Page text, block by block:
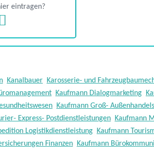
eintragen?
Kanalbauer Karosserie- und
Kaufmann Dialogmarketing
Kaufmann Groß-
Express- Postdienstleistungen
Kaufmann
Logistikdienstleistung
Kaufmann
Finanzen
Kaufmann